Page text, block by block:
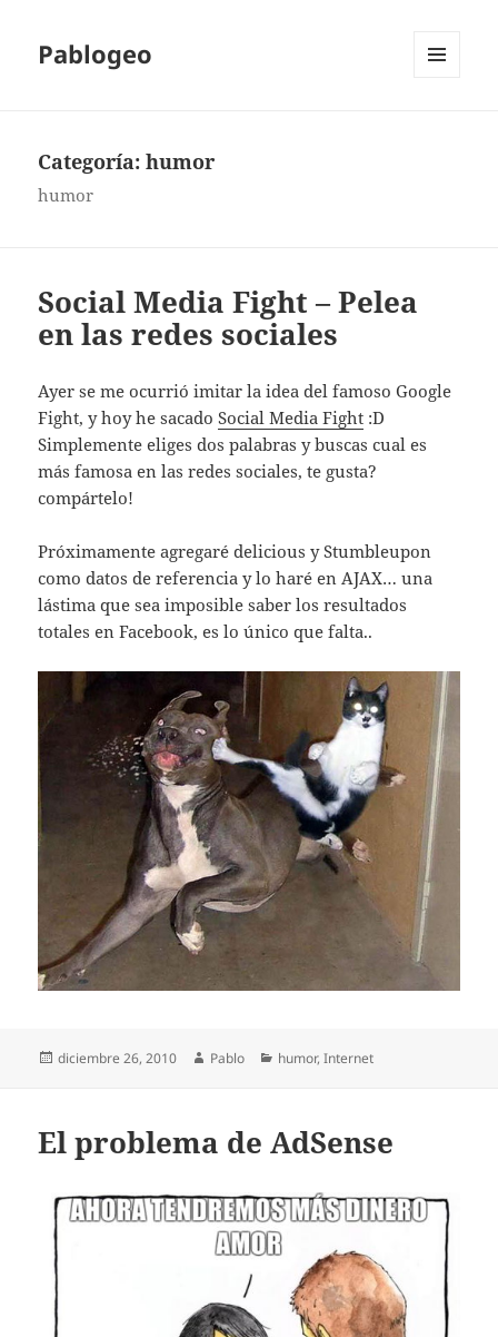
Pablogeo
Categoría:humor
humor
Social Media Fight – Pelea
en las redes sociales
Ayer se me ocurrió imitar la idea del famoso Google
Fight, y hoy he sacadoSocial Media Fight :D
Simplemente eliges dos palabras y buscas cual es
más famosa en las redes sociales, te gusta?
compártelo!
Próximamente agregaré delicious y Stumbleupon
como datos de referencia y lo haré en AJAX… una
lástima que sea imposible saber los resultados
totales en Facebook, es lo único que falta..
Publicado
diciembre 26, 2010 Autor
Pablo Categorías
humor,Internet
El problema de AdSense